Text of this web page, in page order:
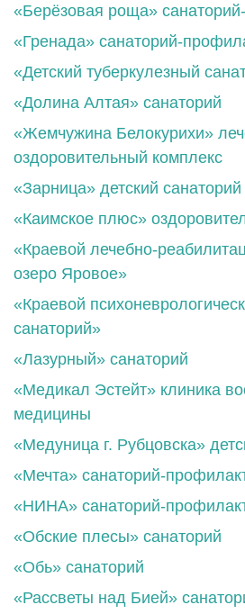
«Берёзовая роща»
«Гренада» санаторий-
«Детский туберкулезный
«Долина Алтая» санаторий
«Жемчужина Белокурихи»
оздоровительный комплекс
«Зарница» детский санаторий
«Каимское плюс»
«Краевой лечебно-
озеро Яровое»
«Краевой
санаторий»
«Лазурный» санаторий
«Медикал Эстейт» клиника
медицины
«Медуница г. Рубцовска»
«Мечта» санаторий-
«НИНА» санаторий-
«Обские плесы» санаторий
«Обь» санаторий
«Рассветы над Бией»